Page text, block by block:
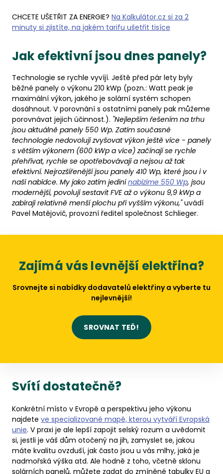
CHCETE UŠETŘIT ZA ENERGIE? Na Kalkulátor.cz si za 2
minuty si zjistíte, na jakém tarifu ušetřit tisíce
Jak efektivní jsou dnes panely?
Technologie se rychle vyvíjí. Ještě před pár lety byly
běžné panely o výkonu 210 kWp (pozn.: Watt peak je
maximální výkon, jakého je solární systém schopen
dosáhnout. V porovnání s ostatními panely pak můžeme
porovnávat jejich účinnost.). "Nejlepším řešením na trhu
jsou aktuálně panely 550 Wp. Zatím současné
technologie nedovolují zvyšovat výkon ještě více - panely
s větším výkonem (600 kWp a více) začínají se rychle
přehřívat, rychle se opotřebovávají a nejsou až tak
efektivní. Nejrozšířenější jsou panely 410 Wp, které jsou i v
naší nabídce. My jako zatím jedinínabízíme 550 Wp, jsou
modernější, povolují sestavit FVE až o výkonu 9,9 kWp a
zabírají relativně menší plochu při vyšším výkonu,"uvádí
Pavel Matějovič, provozní ředitel společnost Schlieger.
Zajímá vás levnější elektřina?
Srovnejte si nabídky dodavatelů elektřiny a vyberte tu
nejlevnější!
SROVNAT TEĎ!
Svítí dostatečně?
Konkrétní místo v Evropě a perspektivu jeho výkonu
najdete ve specializované mapě, kterou vytváří Evropská
unie. V praxi je ale lepší zapojit selský rozum a uvědomit
si, jestli je váš dům otočený na jih, zamyslet se, jakou
máte kvalitu ovzduší, jak často jsou u vás mlhy, jaká je
nadmořská výška atd. Ale hodně z toho, včetně sklonu
solárních panelů, můžete zadat do zmíněné tabulky EU a